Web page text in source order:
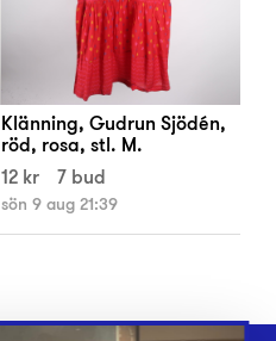
Klänning, Gudrun Sjödén,
röd, rosa, stl. M.
12 kr
7 bud
sön 9 aug 21:39